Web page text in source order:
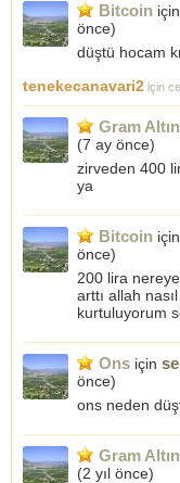
Bitcoin için
önce)
düştü hocam
tenekecanavari2 için
Gram Altın
(7 ay önce)
zirveden 400
ya
Bitcoin için
önce)
200 lira
arttı allah
kurtuluyorum
Ons için
önce)
ons neden
Gram Altın
(2 yıl önce)